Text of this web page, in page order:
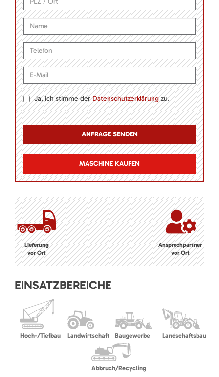
Ja, ich stimme derDatenschutzerklärungzu.
MASCHINE KAUFEN
Lieferung
vor Ort
Ansprechpartner
vor Ort
EINSATZBEREICHE
Hoch-/Tiefbau Landwirtschaft Baugewerbe Landschaftsbau
Abbruch/Recycling